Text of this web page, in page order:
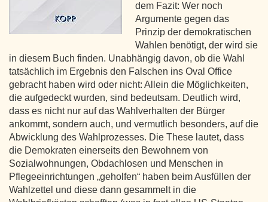
dem Fazit: Wer noch
Argumente gegen das
Prinzip der demokratischen
Wahlen benötigt, der wird sie
in diesem Buch finden. Unabhängig davon, ob die Wahl
tatsächlich im Ergebnis den Falschen ins Oval Office
gebracht haben wird oder nicht: Allein die Möglichkeiten,
die aufgedeckt wurden, sind bedeutsam. Deutlich wird,
dass es nicht nur auf das Wahlverhalten der Bürger
ankommt, sondern auch, und vermutlich besonders, auf die
Abwicklung des Wahlprozesses. Die These lautet, dass
die Demokraten einerseits den Bewohnern von
Sozialwohnungen, Obdachlosen und Menschen in
Pflegeeinrichtungen „geholfen“ haben beim Ausfüllen der
Wahlzettel und diese dann gesammelt in die